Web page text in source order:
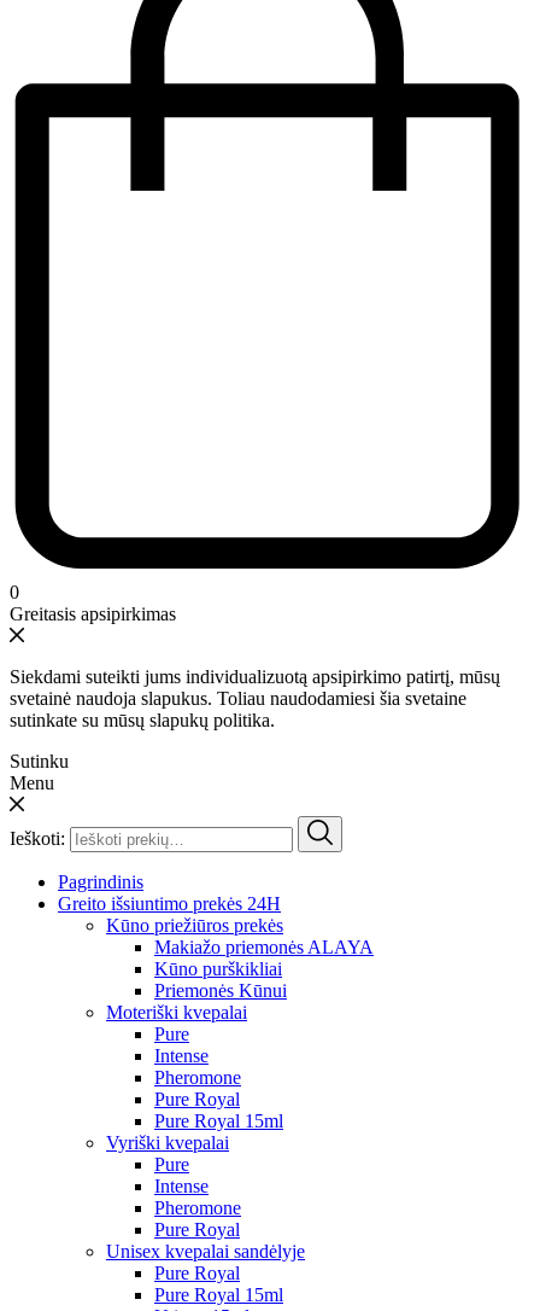
0
Greitasis apsipirkimas
Siekdami suteikti jums individualizuotą apsipirkimo patirtį, mūsų
svetainė naudoja slapukus. Toliau naudodamiesi šia svetaine
sutinkate su mūsų slapukų politika.
Sutinku
Menu
Ieškoti:
Pagrindinis
Greito išsiuntimo prekės 24H
Kūno priežiūros prekės
Makiažo priemonės ALAYA
Kūno purškikliai
Priemonės Kūnui
Moteriški kvepalai
Pure
Intense
Pheromone
Pure Royal
Pure Royal 15ml
Vyriški kvepalai
Pure
Intense
Pheromone
Pure Royal
Unisex kvepalai sandėlyje
Pure Royal
Pure Royal 15ml